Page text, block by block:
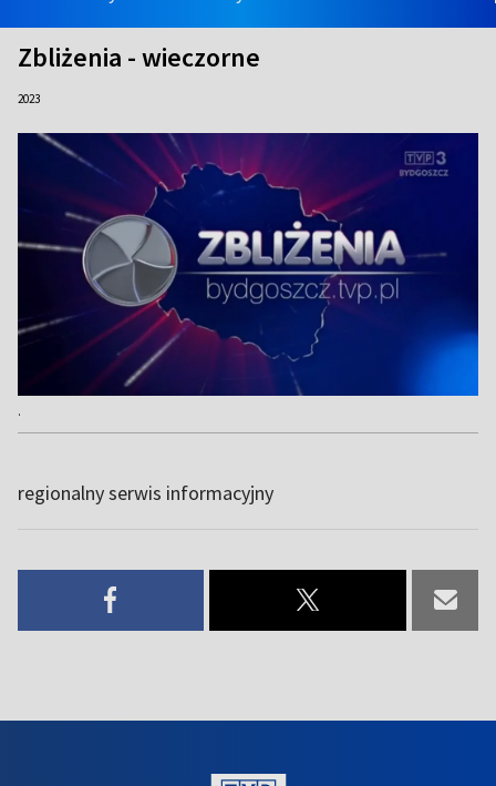
Zbliżenia - wieczorne
2023
.
regionalny serwis informacyjny